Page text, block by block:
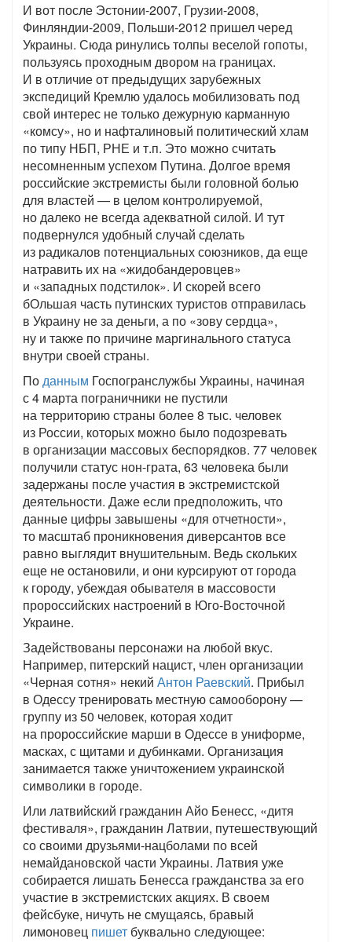
И вот после Эстонии-2007, Грузии-2008,
Финляндии-2009, Польши-2012 пришел черед
Украины. Сюда ринулись толпы веселой гопоты,
пользуясь проходным двором на границах.
И в отличие от предыдущих зарубежных
экспедиций Кремлю удалось мобилизовать под
свой интерес не только дежурную карманную
«комсу», но и нафталиновый политический хлам
по типу НБП, РНЕ и т.п. Это можно считать
несомненным успехом Путина. Долгое время
российские экстремисты были головной болью
для властей — в целом контролируемой,
но далеко не всегда адекватной силой. И тут
подвернулся удобный случай сделать
из радикалов потенциальных союзников, да еще
натравить их на «жидобандеровцев»
и «западных подстилок». И скорей всего
бОльшая часть путинских туристов отправилась
в Украину не за деньги, а по «зову сердца»,
ну и также по причине маргинального статуса
внутри своей страны.
Поданным Госпогранслужбы Украины, начиная
с 4 марта пограничники не пустили
на территорию страны более 8 тыс. человек
из России, которых можно было подозревать
в организации массовых беспорядков. 77 человек
получили статус нон-грата, 63 человека были
задержаны после участия в экстремистской
деятельности. Даже если предположить, что
данные цифры завышены «для отчетности»,
то масштаб проникновения диверсантов все
равно выглядит внушительным. Ведь скольких
еще не остановили, и они курсируют от города
к городу, убеждая обывателя в массовости
пророссийских настроений в Юго-Восточной
Украине.
Задействованы персонажи на любой вкус.
Например, питерский нацист, член организации
«Черная сотня» некий Антон Раевский. Прибыл
в Одессу тренировать местную самооборону —
группу из 50 человек, которая ходит
на пророссийские марши в Одессе в униформе,
масках, с щитами и дубинками. Организация
занимается также уничтожением украинской
символики в городе.
Или латвийский гражданин Айо Бенесс, «дитя
фестиваля», гражданин Латвии, путешествующий
со своими друзьями-нацболами по всей
немайдановской части Украины. Латвия уже
собирается лишать Бенесса гражданства за его
участие в экстремистских акциях. В своем
фейсбуке, ничуть не смущаясь, бравый
лимоновец пишет буквально следующее: